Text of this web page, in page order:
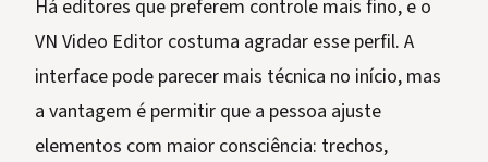
Há editores que preferem controle mais fino, e o
VN Video Editor costuma agradar esse perfil. A
interface pode parecer mais técnica no início, mas
a vantagem é permitir que a pessoa ajuste
elementos com maior consciência: trechos,